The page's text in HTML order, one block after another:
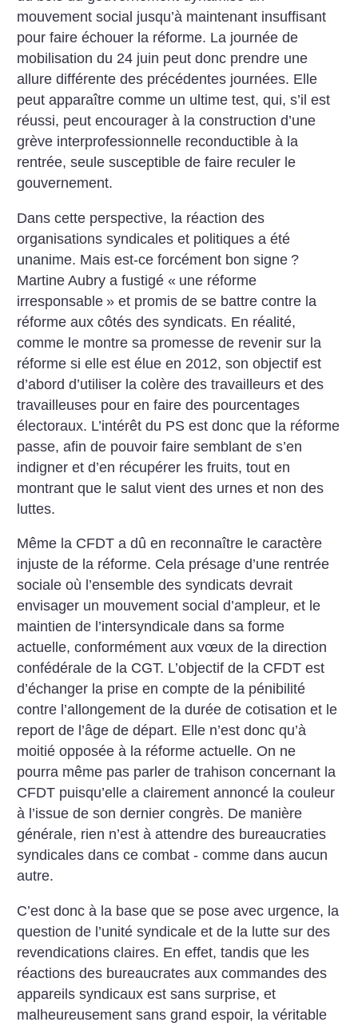
mouvement social jusqu’à maintenant insuffisant
pour faire échouer la réforme. La journée de
mobilisation du 24 juin peut donc prendre une
allure différente des précédentes journées. Elle
peut apparaître comme un ultime test, qui, s’il est
réussi, peut encourager à la construction d’une
grève interprofessionnelle reconductible à la
rentrée, seule susceptible de faire reculer le
gouvernement.
Dans cette perspective, la réaction des
organisations syndicales et politiques a été
unanime. Mais est-ce forcément bon signe ?
Martine Aubry a fustigé « une réforme
irresponsable » et promis de se battre contre la
réforme aux côtés des syndicats. En réalité,
comme le montre sa promesse de revenir sur la
réforme si elle est élue en 2012, son objectif est
d’abord d’utiliser la colère des travailleurs et des
travailleuses pour en faire des pourcentages
électoraux. L’intérêt du PS est donc que la réforme
passe, afin de pouvoir faire semblant de s’en
indigner et d’en récupérer les fruits, tout en
montrant que le salut vient des urnes et non des
luttes.
Même la CFDT a dû en reconnaître le caractère
injuste de la réforme. Cela présage d’une rentrée
sociale où l’ensemble des syndicats devrait
envisager un mouvement social d’ampleur, et le
maintien de l’intersyndicale dans sa forme
actuelle, conformément aux vœux de la direction
confédérale de la CGT. L’objectif de la CFDT est
d’échanger la prise en compte de la pénibilité
contre l’allongement de la durée de cotisation et le
report de l’âge de départ. Elle n’est donc qu’à
moitié opposée à la réforme actuelle. On ne
pourra même pas parler de trahison concernant la
CFDT puisqu’elle a clairement annoncé la couleur
à l’issue de son dernier congrès. De manière
générale, rien n’est à attendre des bureaucraties
syndicales dans ce combat - comme dans aucun
autre.
C’est donc à la base que se pose avec urgence, la
question de l’unité syndicale et de la lutte sur des
revendications claires. En effet, tandis que les
réactions des bureaucrates aux commandes des
appareils syndicaux est sans surprise, et
malheureusement sans grand espoir, la véritable